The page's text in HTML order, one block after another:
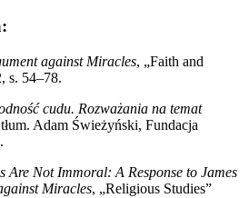
against Miracles, „Faith and
s. 54–78.
cudu. Rozważania na temat
Adam Świeżyński, Fundacja
Are Not Immoral: A Response to James
Miracles, „Religious Studies”